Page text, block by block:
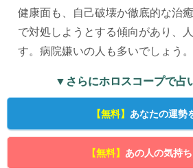
健康面も、自己破壊か徹底的な治
で対処しようとする傾向があり、
す。病院嫌いの人も多いでしょう。
▼さらにホロスコープで占
【無料】 あなたの運勢
【無料】 あの人の気持